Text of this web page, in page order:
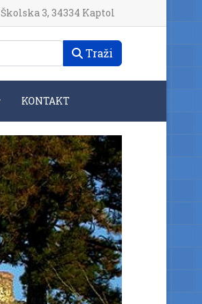
Školska 3, 34334 Kaptol
Traži
KONTAKT